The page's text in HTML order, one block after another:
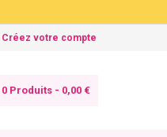
Créez votre compte
0 Produits - 0,00 €